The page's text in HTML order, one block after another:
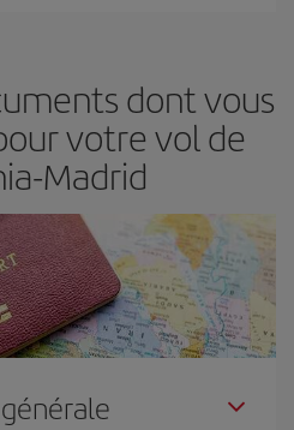
prix économiques. De plus, en
les horaires de vol lors de votre
le prix le plus économique.
dont vous
votre vol de
Madrid